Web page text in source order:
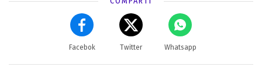
Facebok Twitter Whatsapp